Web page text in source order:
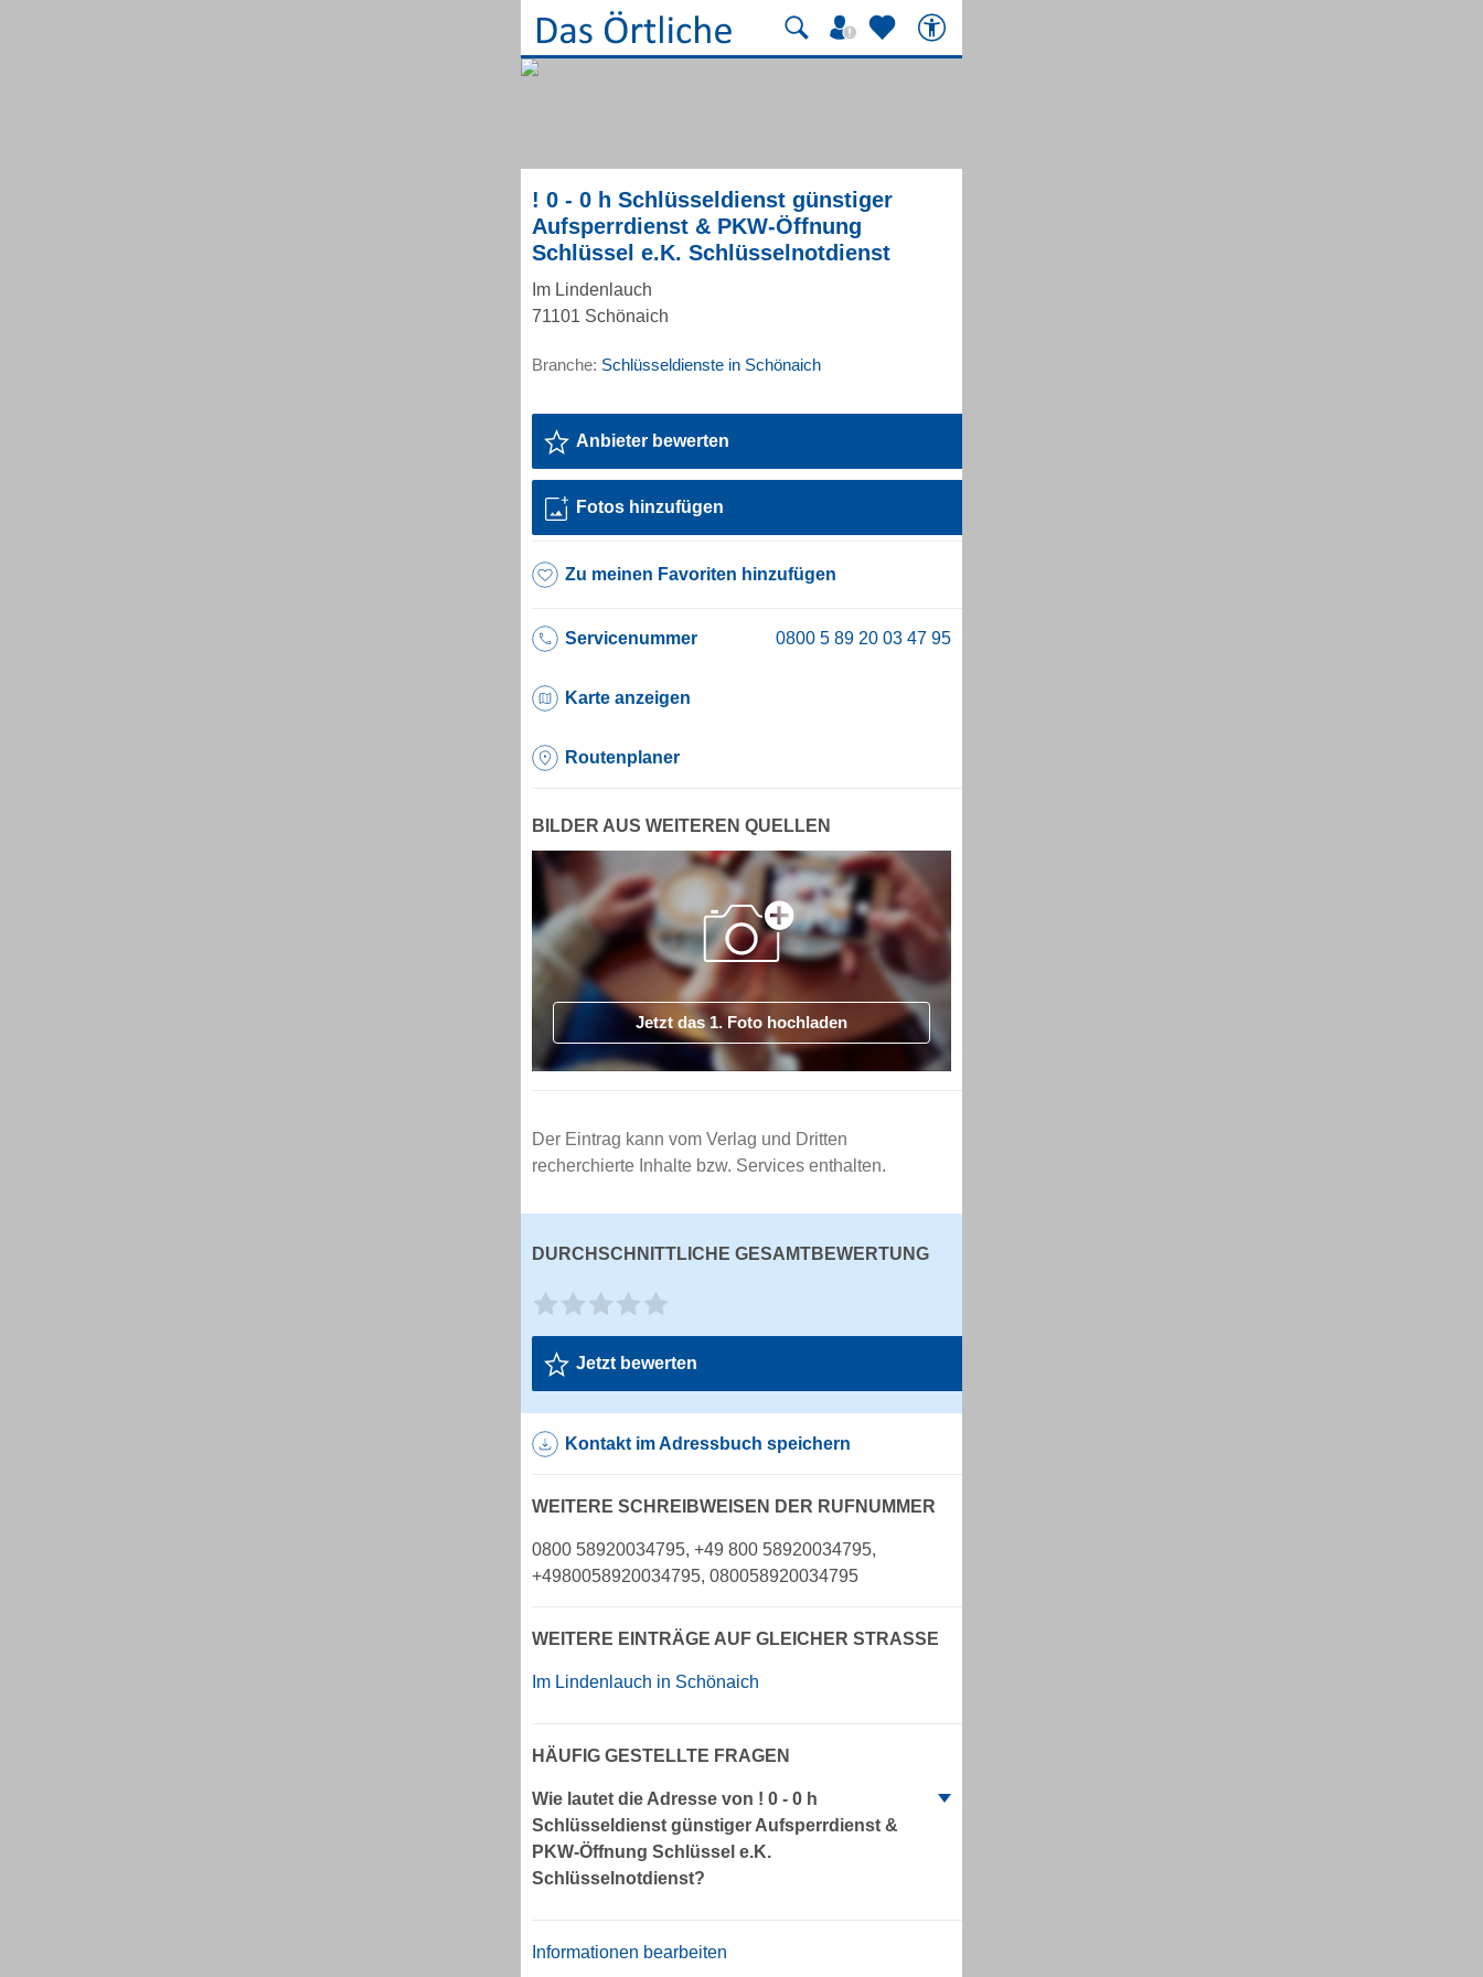
! 0 - 0 h Schlüsseldienst günstiger
Aufsperrdienst & PKW-Öffnung
Schlüssel e.K. Schlüsselnotdienst
Im Lindenlauch
71101 Schönaich
Branche: Schlüsseldienste in Schönaich
Anbieter bewerten
Fotos hinzufügen
Zu meinen Favoriten hinzufügen
Servicenummer
Karte anzeigen
Routenplaner
BILDER AUS WEITEREN QUELLEN
Jetzt das 1. Foto hochladen
Der Eintrag kann vom Verlag und Dritten
recherchierte Inhalte bzw. Services enthalten.
DURCHSCHNITTLICHE GESAMTBEWERTUNG
Jetzt bewerten
Kontakt im Adressbuch speichern
WEITERE SCHREIBWEISEN DER RUFNUMMER
0800 58920034795, +49 800 58920034795,
+4980058920034795, 080058920034795
WEITERE EINTRÄGE AUF GLEICHER STRASSE
Im Lindenlauch in Schönaich
HÄUFIG GESTELLTE FRAGEN
Wie lautet die Adresse von ! 0 - 0 h
Schlüsseldienst günstiger Aufsperrdienst &
PKW-Öffnung Schlüssel e.K.
Schlüsselnotdienst?
Informationen bearbeiten